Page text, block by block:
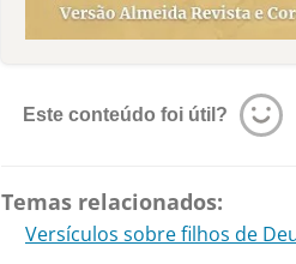
Este conteúdo foi útil?
Temas relacionados:
Versículos sobre filhos de